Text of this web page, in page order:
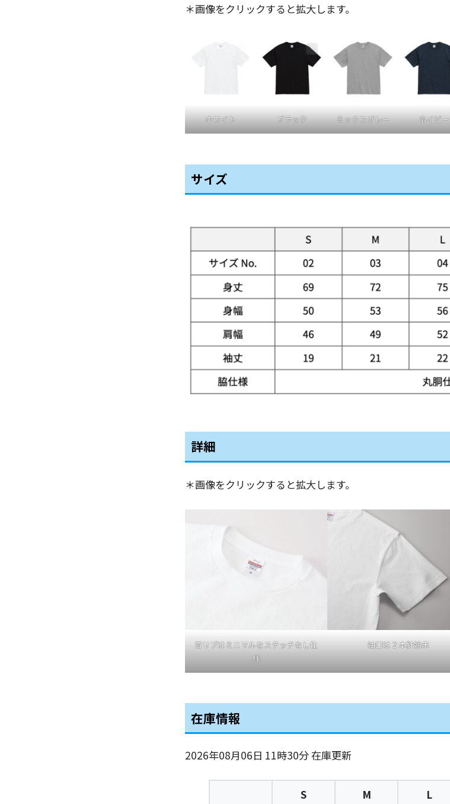
＊画像をクリックすると拡大します。
ホワイト ブラック ミックスグレー ネイビー
サイズ
詳細
＊画像をクリックすると拡大します。
首リブはミニマルなステッチなし仕
様
袖口は２本針始末
在庫情報
2026年08月06日 11時30分在庫更新
S M L